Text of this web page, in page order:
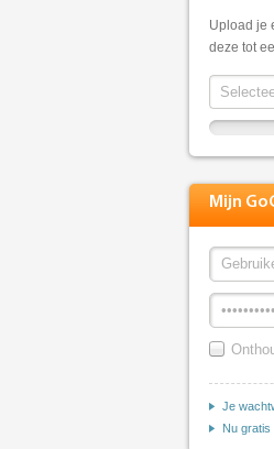
Upload je
deze tot
Mijn
Je
Nu